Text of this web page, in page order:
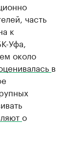
часть
к
Уфа,
около
в
о